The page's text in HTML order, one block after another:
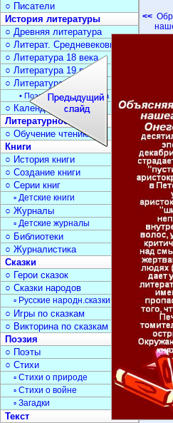
<<
○ Писатели
История литературы
○ Древняя литература
○ Литерат. Средневековья
○ Литература 18 века
○ Литература 19 века
○ Литература 20 века
• Поэзия Серебрян. века
○ Календарь дат
Литературное чтение
○ Обучение чтению
Книги
○ История книги
○ Создание книги
○ Серии книг
▫ Детские книги
○ Журналы
▫ Детские журналы
○ Библиотеки
○ Журналистика
Сказки
○ Герои сказок
○ Сказки народов
▫ Русские народн.сказки
○ Игры по сказкам
○ Викторина по сказкам
Поэзия
○ Поэты
○ Стихи
▫ Стихи о природе
▫ Стихи о войне
▫ Загадки
Текст